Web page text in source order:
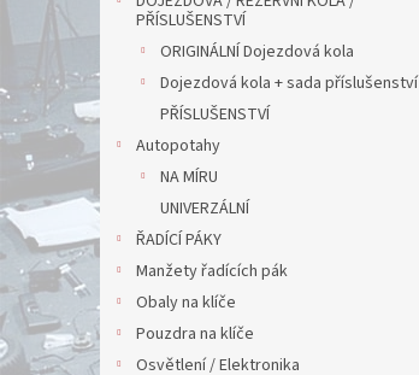
PŘÍSLUŠENSTVÍ
ORIGINÁLNÍ Dojezdová kola
Dojezdová kola + sada příslušenství
PŘÍSLUŠENSTVÍ
Autopotahy
NA MÍRU
UNIVERZÁLNÍ
ŘADÍCÍ PÁKY
Manžety řadících pák
Obaly na klíče
Pouzdra na klíče
Osvětlení / Elektronika